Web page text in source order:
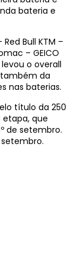
bateria e
Bull KTM –
– GEICO
o overall
da
nas baterias.
título da 250
que
de setembro.